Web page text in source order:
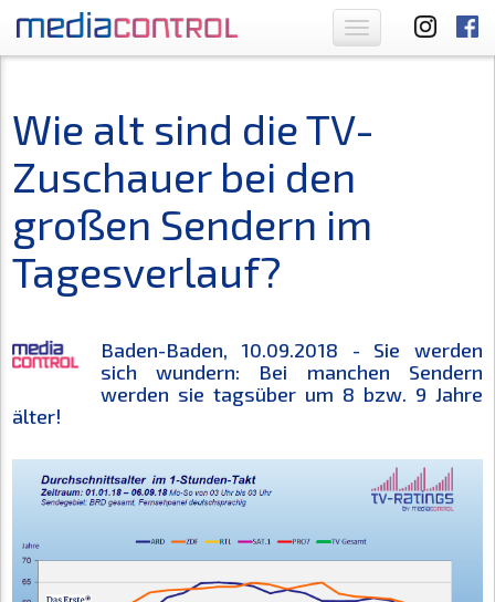
Toggle
navigation
Wie alt sind die TV-
Zuschauer bei den
großen Sendern im
Tagesverlauf?
Baden-Baden, 10.09.2018 - Sie werden
sich wundern: Bei manchen Sendern
werden sie tagsüber um 8 bzw. 9 Jahre
älter!